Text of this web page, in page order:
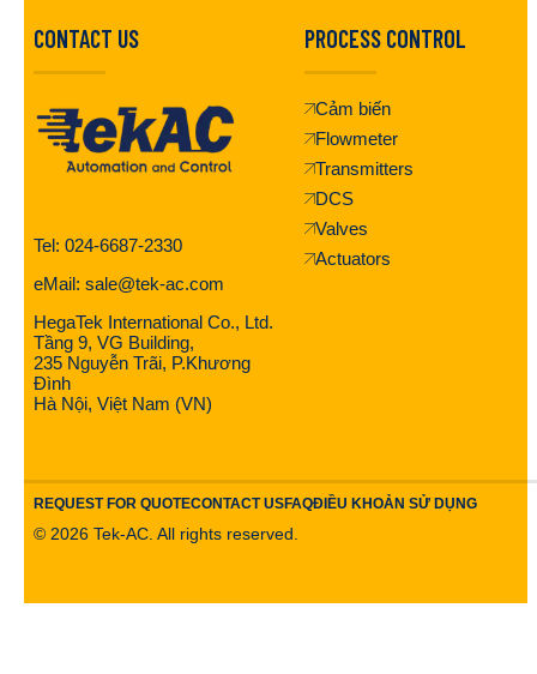
CONTACT US
Tel: 024-6687-2330
eMail: sale@tek-ac.com
HegaTek International Co., Ltd.
Tầng 9, VG Building,
235 Nguyễn Trãi, P.Khương
Đình
Hà Nội, Việt Nam (VN)
PROCESS CONTROL
Cảm biến
Flowmeter
Transmitters
DCS
Valves
Actuators
REQUEST FOR QUOTECONTACT USFAQĐIỀU KHOẢN SỬ DỤNG
© 2026 Tek-AC. All rights reserved.